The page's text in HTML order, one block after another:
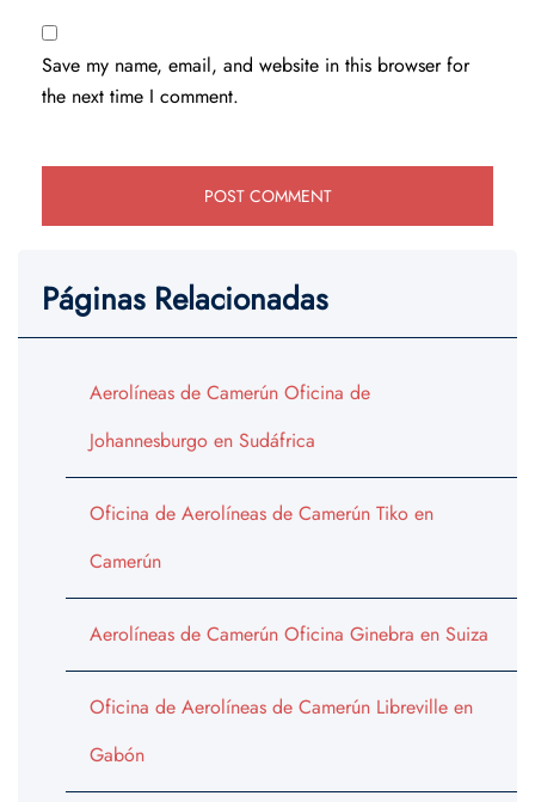
Save my name, email, and website in this browser for
the next time I comment.
Páginas Relacionadas
Aerolíneas de Camerún Oficina de
Johannesburgo en Sudáfrica
Oficina de Aerolíneas de Camerún Tiko en
Camerún
Aerolíneas de Camerún Oficina Ginebra en Suiza
Oficina de Aerolíneas de Camerún Libreville en
Gabón